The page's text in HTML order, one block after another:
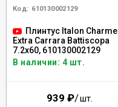
Код: 610130002129
Плинтус Italon Charme
Extra Carrara Battiscopa
7.2x60, 610130002129
В наличии: 4 шт.
939 ₽/шт.